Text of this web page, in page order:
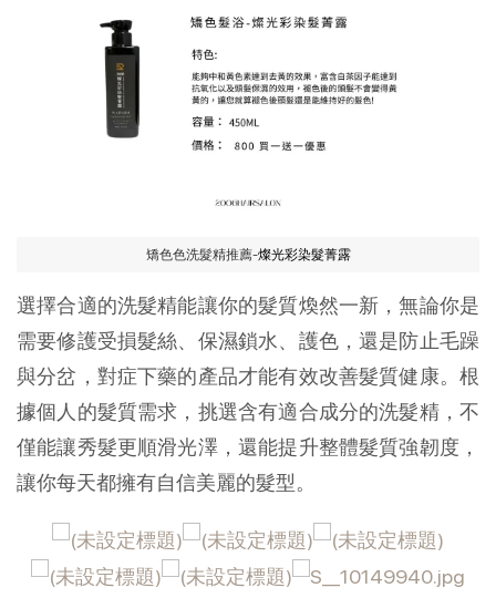
矯色色洗髮精推薦-燦光彩染髮菁露
選擇合適的洗髮精能讓你的髮質煥然一新，無論你是
需要修護受損髮絲、保濕鎖水、護色，還是防止毛躁
與分岔，對症下藥的產品才能有效改善髮質健康。根
據個人的髮質需求，挑選含有適合成分的洗髮精，不
僅能讓秀髮更順滑光澤，還能提升整體髮質強韌度，
讓你每天都擁有自信美麗的髮型。